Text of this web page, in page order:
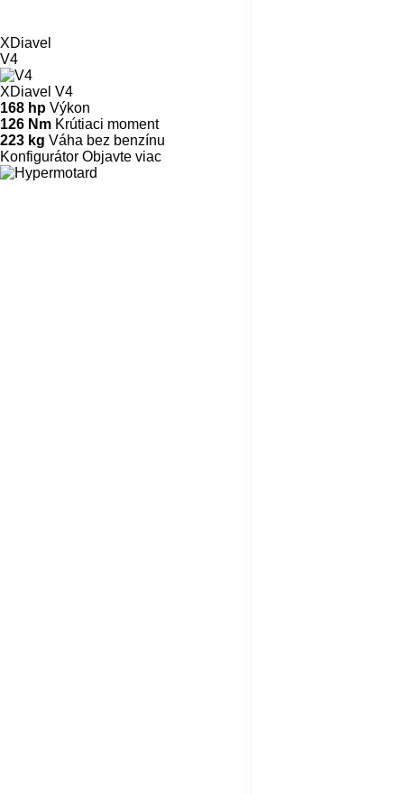
XDiavel
V4
XDiavel V4
168 hp Výkon
126 Nm Krútiaci moment
223 kg Váha bez benzínu
Konfigurátor Objavte viac